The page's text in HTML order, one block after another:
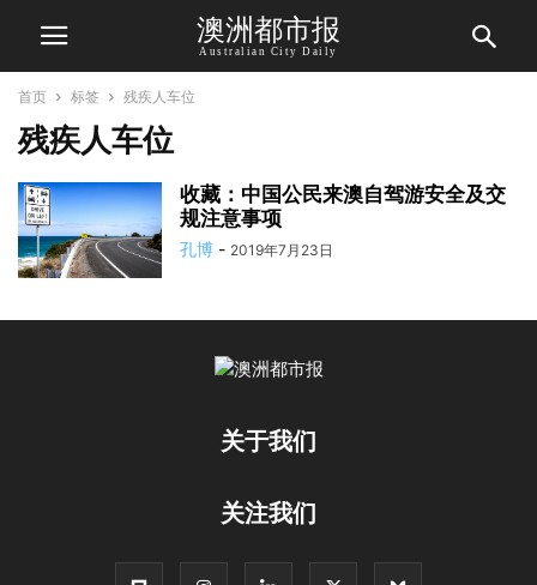
澳洲都市报
Australian City Daily
首页 标签 残疾人车位
残疾人车位
收藏：中国公民来澳自驾游安全及交
规注意事项
孔博 - 2019年7月23日
关于我们
关注我们